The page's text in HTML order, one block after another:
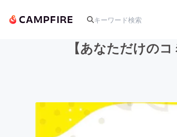
アート・写真
【あなただけの